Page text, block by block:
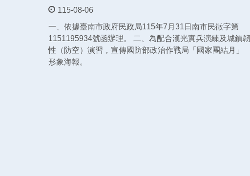
115-08-06
一、依據臺南市政府民政局115年7月31日南市民徵字第
1151195934號函辦理。 二、為配合漢光實兵演練及城鎮韌
性（防空）演習，宣傳國防部政治作戰局「國家團結月」
形象海報。